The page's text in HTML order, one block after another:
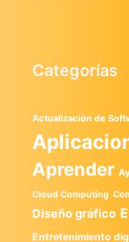
Categorías
Actualización de
Aprender
Cloud Computing
Diseño gráfico
Entretenimiento